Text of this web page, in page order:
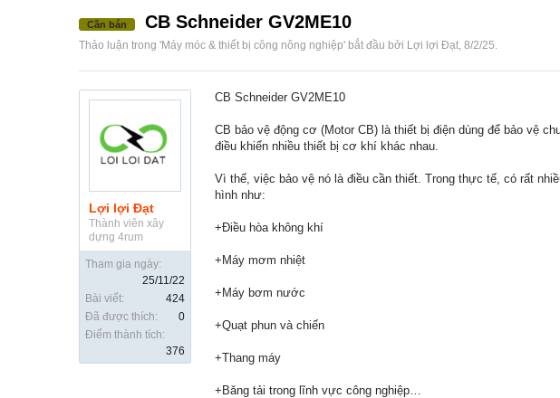
Cần bán CB Schneider GV2ME10
Thảo luận trong 'Máy móc & thiết bị công nông nghiệp' bắt đầu bởi Lợi lợi Đạt, 8/2/25.
Lợi lợi Đạt
Thành viên xây
dựng 4rum
Tham gia ngày:
25/11/22
Bài viết:
424
Đã được thích:
0
Điểm thành tích:
376
CB Schneider GV2ME10
CB bảo vệ động cơ (Motor CB) là thiết bị điện dùng để bảo vệ
điều khiển nhiều thiết bị cơ khí khác nhau.
Vì thế, việc bảo vệ nó là điều cần thiết. Trong thực tế, có rất
hình như:
+Điều hòa không khí
+Máy mơm nhiệt
+Máy bơm nước
+Quạt phun và chiến
+Thang máy
+Băng tải trong lĩnh vực công nghiệp…